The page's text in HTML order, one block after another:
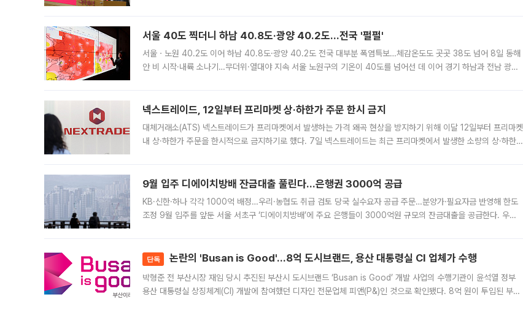
서울 40도 찍더니 하남 40.8도·광양 40.2도…전국 '펄펄'
서울ㆍ노원 40.2도 이어 하남 40.8도·광양 40.2도 전국 대부분 폭염특보…체감온도도 곳곳 38도 넘어 8일 동해
안 비 시작·내륙 소나기…무더위·열대야 지속 서울 노원구의 기온이 40도를 넘어선 데 이어 경기 하남과 전남 광양
넥스트레이드, 12일부터 프리마켓 상·하한가 주문 한시 금지
대체거래소(ATS) 넥스트레이드가 프리마켓에서 발생하는 가격 왜곡 현상을 방지하기 위해 이달 12일부터 프리마켓
내 상·하한가 주문을 한시적으로 금지하기로 했다. 7일 넥스트레이드는 최근 프리마켓에서 발생한 소량의 상·하한
9월 입주 디에이치방배 잔금대출 풀린다…은행권 3000억 공급
KB·신한·하나 각각 1000억 배정…우리·농협도 취급 검토 당국 실수요자 공급 주문…분양가·필요자금 반영해 한도
조정 9월 입주를 앞둔 서울 서초구 ‘디에이치방배’에 주요 은행들이 3000억원 규모의 잔금대출을 공급한다. 우리
단독 논란의 'Busan is Good'…8억 도시브랜드, 용산 대통령실 CI 업체가 수행
박형준 전 부산시장 재임 당시 추진된 부산시 도시브랜드 ‘Busan is Good’ 개발 사업의 수행기관이 윤석열 정부
용산 대통령실 상징체계(CI) 개발에 참여했던 디자인 전문업체 피앤(P&)인 것으로 확인됐다. 8억 원이 투입된 부산